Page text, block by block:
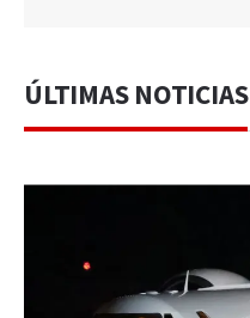
ÚLTIMAS NOTICIAS